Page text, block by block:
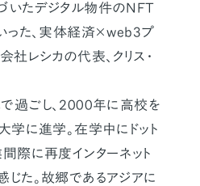
いたデジタル物件のNFT
った、実体経済×web3プ
社レシカの代表、クリス・
過ごし、2000年に高校を
学に進学。在学中にドット
際に再度インターネット
た。故郷であるアジアに